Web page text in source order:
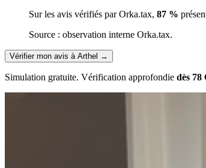
Sur les avis vérifiés par Orka.tax, 87 %
Source : observation interne Orka.tax.
Vérifier mon avis à Arthel →
Simulation gratuite. Vérification approfondie dès 78